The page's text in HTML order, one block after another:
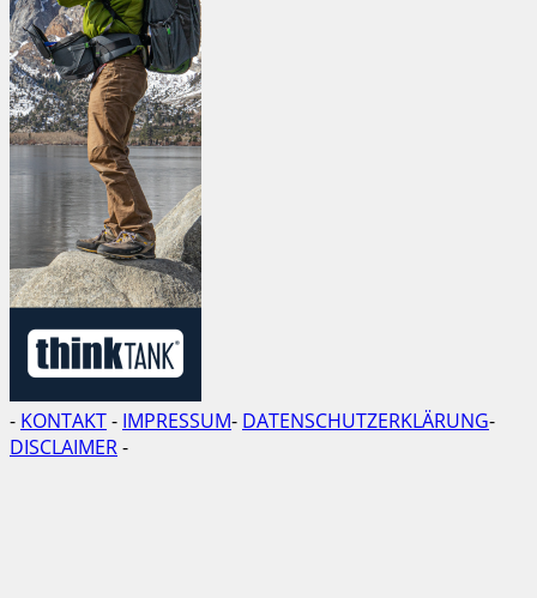
- KONTAKT- IMPRESSUM- DATENSCHUTZERKLÄRUNG-
DISCLAIMER-